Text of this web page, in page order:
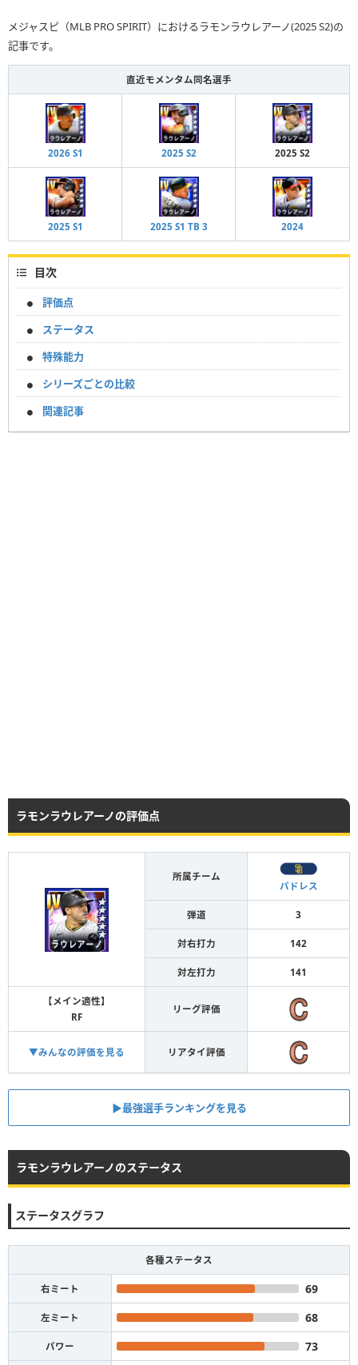
メジャスピ（MLB PRO SPIRIT）におけるラモンラウレアーノ(2025 S2)の
記事です。
直近モメンタム同名選手
2026 S1 2025 S2 2025 S2
2025 S1 2025 S1 TB 3 2024
目次
評価点
ステータス
特殊能力
シリーズごとの比較
関連記事
ラモンラウレアーノの評価点
所属チーム
パドレス
弾道 3
対右打力 142
対左打力 141
【メイン適性】
RF
リーグ評価
▼みんなの評価を見る リアタイ評価
▶︎最強選手ランキングを見る
ラモンラウレアーノのステータス
ステータスグラフ
各種ステータス
右ミート 69
左ミート 68
パワー 73